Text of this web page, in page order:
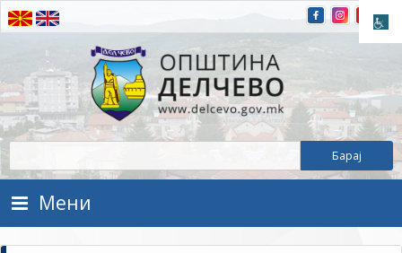
Прескокнете на содржината
Општина Делчево
Општина Делчево
Мени